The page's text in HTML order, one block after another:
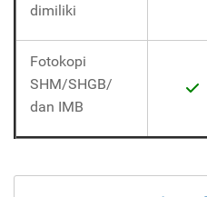
dimiliki
Fotokopi
SHM/SHGB/
dan IMB